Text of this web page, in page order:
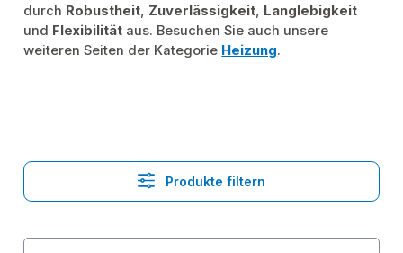
durch Robustheit, Zuverlässigkeit, Langlebigkeit
und Flexibilität aus. Besuchen Sie auch unsere
weiteren Seiten der Kategorie Heizung.
Produkte filtern